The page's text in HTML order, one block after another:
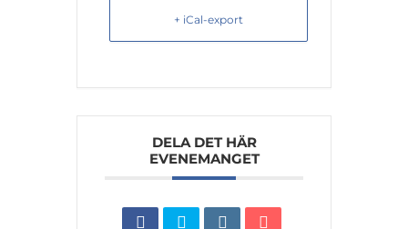
+ iCal-export
DELA DET HÄR
EVENEMANGET